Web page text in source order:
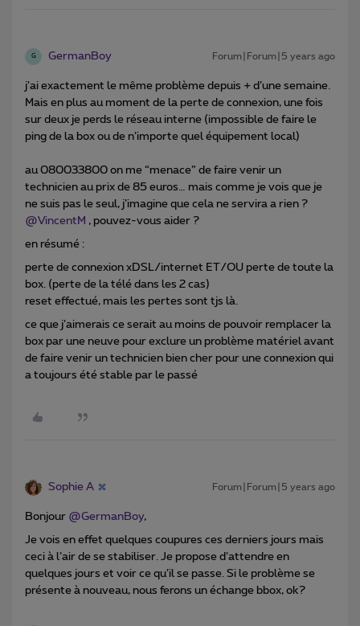
G GermanBoy Forum|Forum|5 years ago
j’ai exactement le même problème depuis + d’une semaine.
Mais en plus au moment de la perte de connexion, une fois
sur deux je perds le réseau interne (impossible de faire le
ping de la box ou de n’importe quel équipement local)
au 080033800 on me “menace” de faire venir un
technicien au prix de 85 euros… mais comme je vois que je
ne suis pas le seul, j’imagine que cela ne servira a rien ?
@VincentM , pouvez-vous aider ?
en résumé :
perte de connexion xDSL/internet ET/OU perte de toute la
box. (perte de la télé dans les 2 cas)
reset effectué, mais les pertes sont tjs là.
ce que j’aimerais ce serait au moins de pouvoir remplacer la
box par une neuve pour exclure un problème matériel avant
de faire venir un technicien bien cher pour une connexion qui
a toujours été stable par le passé
Sophie A Forum|Forum|5 years ago
Bonjour @GermanBoy,
Je vois en effet quelques coupures ces derniers jours mais
ceci à l’air de se stabiliser. Je propose d’attendre en
quelques jours et voir ce qu’il se passe. Si le problème se
présente à nouveau, nous ferons un échange bbox, ok?